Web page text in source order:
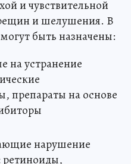
и чувствительной
и шелушения. В
быть назначены:
на устранение
препараты на основе
нарушение
ретиноиды,